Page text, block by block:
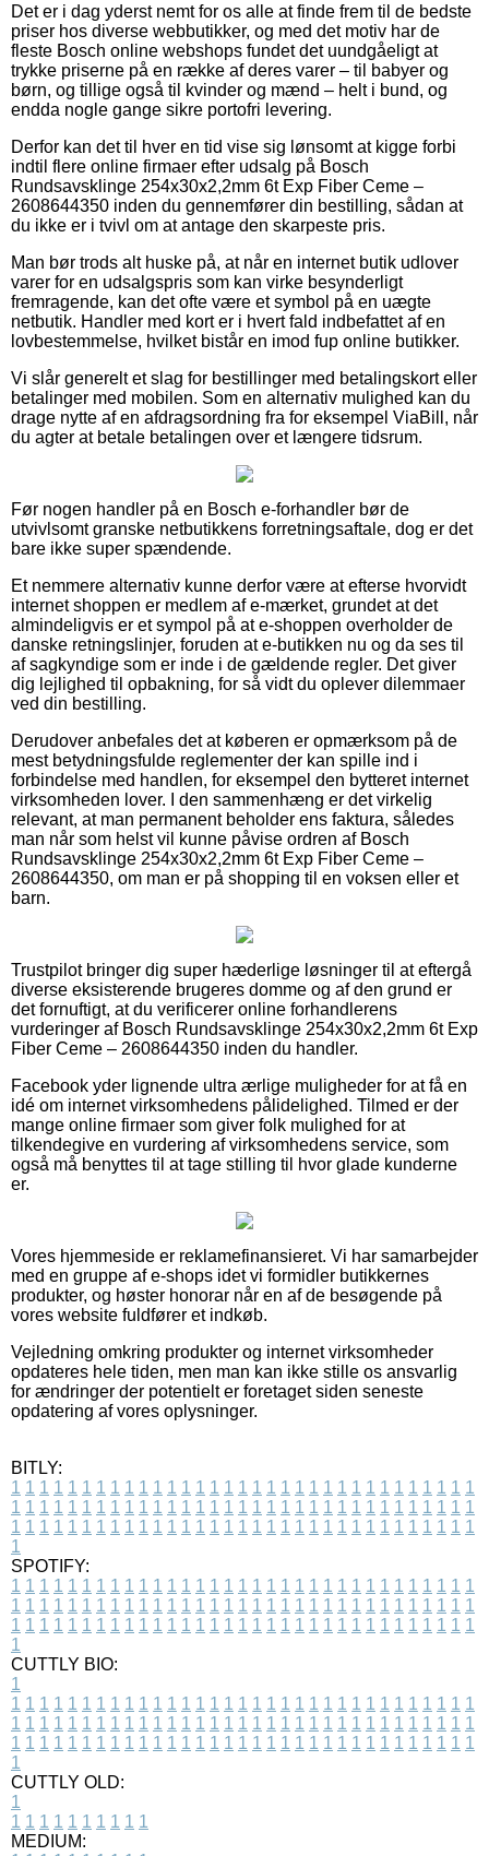
Det er i dag yderst nemt for os alle at finde frem til de bedste
priser hos diverse webbutikker, og med det motiv har de
fleste Bosch online webshops fundet det uundgåeligt at
trykke priserne på en række af deres varer – til babyer og
børn, og tillige også til kvinder og mænd – helt i bund, og
endda nogle gange sikre portofri levering.
Derfor kan det til hver en tid vise sig lønsomt at kigge forbi
indtil flere online firmaer efter udsalg på Bosch
Rundsavsklinge 254x30x2,2mm 6t Exp Fiber Ceme –
2608644350 inden du gennemfører din bestilling, sådan at
du ikke er i tvivl om at antage den skarpeste pris.
Man bør trods alt huske på, at når en internet butik udlover
varer for en udsalgspris som kan virke besynderligt
fremragende, kan det ofte være et symbol på en uægte
netbutik. Handler med kort er i hvert fald indbefattet af en
lovbestemmelse, hvilket bistår en imod fup online butikker.
Vi slår generelt et slag for bestillinger med betalingskort eller
betalinger med mobilen. Som en alternativ mulighed kan du
drage nytte af en afdragsordning fra for eksempel ViaBill, når
du agter at betale betalingen over et længere tidsrum.
Før nogen handler på en Bosch e-forhandler bør de
utvivlsomt granske netbutikkens forretningsaftale, dog er det
bare ikke super spændende.
Et nemmere alternativ kunne derfor være at efterse hvorvidt
internet shoppen er medlem af e-mærket, grundet at det
almindeligvis er et sympol på at e-shoppen overholder de
danske retningslinjer, foruden at e-butikken nu og da ses til
af sagkyndige som er inde i de gældende regler. Det giver
dig lejlighed til opbakning, for så vidt du oplever dilemmaer
ved din bestilling.
Derudover anbefales det at køberen er opmærksom på de
mest betydningsfulde reglementer der kan spille ind i
forbindelse med handlen, for eksempel den bytteret internet
virksomheden lover. I den sammenhæng er det virkelig
relevant, at man permanent beholder ens faktura, således
man når som helst vil kunne påvise ordren af Bosch
Rundsavsklinge 254x30x2,2mm 6t Exp Fiber Ceme –
2608644350, om man er på shopping til en voksen eller et
barn.
Trustpilot bringer dig super hæderlige løsninger til at eftergå
diverse eksisterende brugeres domme og af den grund er
det fornuftigt, at du verificerer online forhandlerens
vurderinger af Bosch Rundsavsklinge 254x30x2,2mm 6t Exp
Fiber Ceme – 2608644350 inden du handler.
Facebook yder lignende ultra ærlige muligheder for at få en
idé om internet virksomhedens pålidelighed. Tilmed er der
mange online firmaer som giver folk mulighed for at
tilkendegive en vurdering af virksomhedens service, som
også må benyttes til at tage stilling til hvor glade kunderne
er.
Vores hjemmeside er reklamefinansieret. Vi har samarbejder
med en gruppe af e-shops idet vi formidler butikkernes
produkter, og høster honorar når en af de besøgende på
vores website fuldfører et indkøb.
Vejledning omkring produkter og internet virksomheder
opdateres hele tiden, men man kan ikke stille os ansvarlig
for ændringer der potentielt er foretaget siden seneste
opdatering af vores oplysninger.
BITLY:
1 1 1 1 1 1 1 1 1 1 1 1 1 1 1 1 1 1 1 1 1 1 1 1 1 1 1 1 1 1 1 1 1
1 1 1 1 1 1 1 1 1 1 1 1 1 1 1 1 1 1 1 1 1 1 1 1 1 1 1 1 1 1 1 1 1
1 1 1 1 1 1 1 1 1 1 1 1 1 1 1 1 1 1 1 1 1 1 1 1 1 1 1 1 1 1 1 1 1
1
SPOTIFY:
1 1 1 1 1 1 1 1 1 1 1 1 1 1 1 1 1 1 1 1 1 1 1 1 1 1 1 1 1 1 1 1 1
1 1 1 1 1 1 1 1 1 1 1 1 1 1 1 1 1 1 1 1 1 1 1 1 1 1 1 1 1 1 1 1 1
1 1 1 1 1 1 1 1 1 1 1 1 1 1 1 1 1 1 1 1 1 1 1 1 1 1 1 1 1 1 1 1 1
1
CUTTLY BIO:
1
1 1 1 1 1 1 1 1 1 1 1 1 1 1 1 1 1 1 1 1 1 1 1 1 1 1 1 1 1 1 1 1 1
1 1 1 1 1 1 1 1 1 1 1 1 1 1 1 1 1 1 1 1 1 1 1 1 1 1 1 1 1 1 1 1 1
1 1 1 1 1 1 1 1 1 1 1 1 1 1 1 1 1 1 1 1 1 1 1 1 1 1 1 1 1 1 1 1 1
1
CUTTLY OLD:
1
1 1 1 1 1 1 1 1 1 1
MEDIUM: